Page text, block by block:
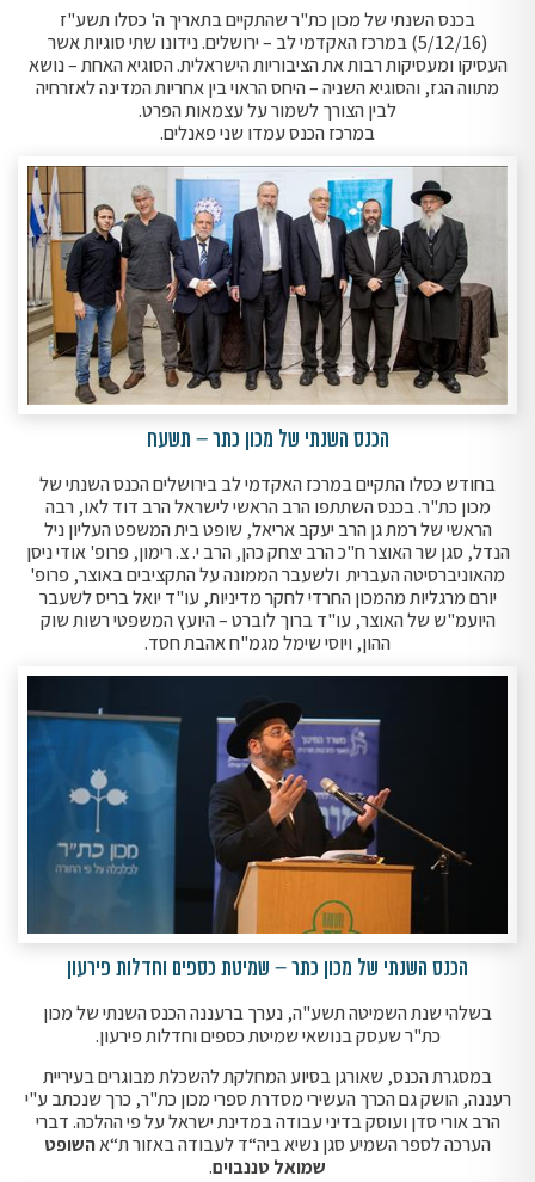
בכנס השנתי של מכון כת"ר שהתקיים בתאריך ה' כסלו תשע"ז
(5/12/16) במרכז האקדמי לב – ירושלים. נידונו שתי סוגיות אשר
העסיקו ומעסיקות רבות את הציבוריות הישראלית. הסוגיא האחת – נושא
מתווה הגז, והסוגיא השניה – היחס הראוי בין אחריות המדינה לאזרחיה
לבין הצורך לשמור על עצמאות הפרט.
במרכז הכנס עמדו שני פאנלים.
הכנס השנתי של מכון כתר – תשעח
בחודש כסלו התקיים במרכז האקדמי לב בירושלים הכנס השנתי של
מכון כת"ר. בכנס השתתפו הרב הראשי לישראל הרב דוד לאו, רבה
הראשי של רמת גן הרב יעקב אריאל, שופט בית המשפט העליון ניל
הנדל, סגן שר האוצר ח"כ הרב יצחק כהן, הרב י. צ. רימון, פרופ' אודי ניסן
מהאוניברסיטה העברית ולשעבר הממונה על התקציבים באוצר, פרופ'
יורם מרגליות מהמכון החרדי לחקר מדיניות, עו"ד יואל בריס לשעבר
היועמ"ש של האוצר, עו"ד ברוך לוברט – היועץ המשפטי רשות שוק
ההון, ויוסי שימל מגמ"ח אהבת חסד.
הכנס השנתי של מכון כתר – שמיטת כספים וחדלות פירעון
בשלהי שנת השמיטה תשע"ה, נערך ברעננה הכנס השנתי של מכון
כת"ר שעסק בנושאי שמיטת כספים וחדלות פירעון.
במסגרת הכנס, שאורגן בסיוע המחלקת להשכלת מבוגרים בעיריית
רעננה, הושק גם הכרך העשירי מסדרת ספרי מכון כת"ר, כרך שנכתב ע"י
הרב אורי סדן ועוסק בדיני עבודה במדינת ישראל על פי ההלכה. דברי
הערכה לספר השמיע סגן נשיא ביה“ד לעבודה באזור ת“אהשופט
שמואל טננבוים.